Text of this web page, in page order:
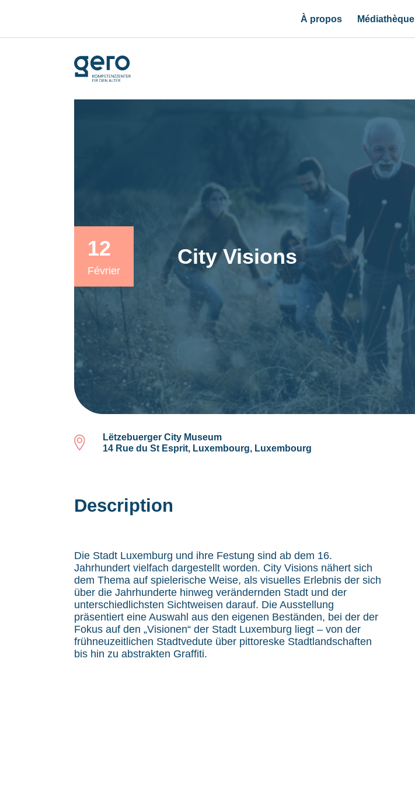
À propos Médiathèque
12
Février
City Visions
Lëtzebuerger City Museum
14 Rue du St Esprit, Luxembourg, Luxembourg
Description
Die Stadt Luxemburg und ihre Festung sind ab dem 16.
Jahrhundert vielfach dargestellt worden. City Visions nähert sich
dem Thema auf spielerische Weise, als visuelles Erlebnis der sich
über die Jahrhunderte hinweg verändernden Stadt und der
unterschiedlichsten Sichtweisen darauf. Die Ausstellung
präsentiert eine Auswahl aus den eigenen Beständen, bei der der
Fokus auf den „Visionen“ der Stadt Luxemburg liegt – von der
frühneuzeitlichen Stadtvedute über pittoreske Stadtlandschaften
bis hin zu abstrakten Graffiti.